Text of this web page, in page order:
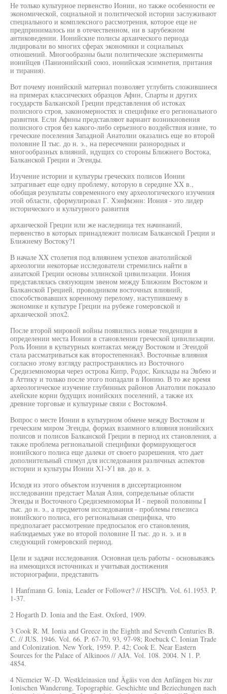
Не только культурное первенство Ионии, но также особенности ее
экономической, социальной и политической истории заслуживают
специального и комплексного рассмотрения, которое еще не
предпринималось ни в отечественном, ни в зарубежном
антиковедении. Ионийские полисы архаического периода
лидировали во многих сферах экономики и социальных
отношений. Многообразны были политические эксперименты
ионийцев (Панионийский союз, ионийская эсимнетия, притания
и тирания).
Вот почему ионийский материал позволяет углубить сложившиеся
на примерах классических образцов Афин, Спарты и других
государств Балканской Греции представления об истоках
полисного строя, закономерностях и специфике его регионального
развития. Если Афины представляют вариант возникновения
полисного строя без какого-либо серьезного воздействия извне, то
греческие поселения Западной Анатолии оказались еще во второй
половине II тыс. до н. э., на пересечении разнородных и
многообразных влияний, идущих со стороны Ближнего Востока,
Балканской Греции и Эгеиды.
Изучение истории и культуры греческих полисов Ионии
затрагивает еще одну проблему, которую в середине XX в.,
обобщая результаты современного ему археологического изучения
этой области, сформулировал Г. Хэнфмэнн: Иония - это лидер
исторического и культурного развития
архаической Греции или же наследница тех начинаний,
первенство в которых принадлежит полисам Балканской Греции и
Ближнему Востоку?1
В начале XX столетия под влиянием успехов анатолийской
археологии некоторые исследователи стремились найти в
азиатской Греции основы эллинской цивилизации. Иония
представлялась связующим звеном между Ближним Востоком и
Балканской Грецией, проводником восточных влияний,
способствовавших коренному перелому, наступившему в
экономике и культуре Греции на рубеже гомеровской и
архаической эпох2.
После второй мировой войны появились новые тенденции в
определении места Ионии в становлении греческой цивилизации.
Роль Ионии в культурных контактах между Востоком и Эгеидой
стала рассматриваться как второстепенная3. Восточные влияния
согласно этому взгляду распространялись из Восточного
Средиземноморья через острова Кипр, Родос, Киклады на Эвбею и
в Аттику и только после этого попадали в Ионию. В то же время
археологическое изучение глубинных районов Анатолии показало
ахейские корни будущих ионийских поселений, а также их
древние торговые и культурные связи с Востоком4.
Вопрос о месте Ионии в культурном обмене между Востоком и
греческим миром Эгеиды, формах взаимного влияния ионийских
полисов и полисов Балканской Греции в период их становления, а
также проблема региональной специфики формирующегося
ионийского полиса еще далеки от своего разрешения, что дает
дополнительный стимул для исследования различных аспектов
истории и культуры Ионии Х1-У1 вв. до н. э.
Исходя из этого объектом изучения в диссертационном
исследовании предстает Малая Азия, сопредельные области
Эгеиды и Восточного Средиземноморья И - первой половины I
тыс. до н. э., а предметом исследования - проблемы генезиса
ионийского полиса, его региональная специфика, что
предполагает рассмотрение предпосылок его становления,
наблюдаемых уже во второй половине II тыс. до н. э. и в
следующий гомеровский период.
Цели и задачи исследования. Основная цель работы - основываясь
на имеющихся источниках и учитывая достижения
историографии, представить
1 Hanfmann G. Ionia, Leader or Follower? // HSClPh. Vol. 61.1953. P.
1-37.
2 Hogarth D. Ionia and the East. Oxford, 1909.
3 Cook R. M. Ionia and Greece in the Eighth and Seventh Centuries B.
C. // JUS. 1946. Vol. 66. P. 67-70, 93, 97-98; Roebuck C. Ionian Trade
and Colonization. New York, 1959. P. 42; Cook E. Near Eastern
Sources for the Palace of Alkinoos // AJA. Vol. 108. 2004. N 1. P.
4854.
4 Niemeier W.-D. Westkleinasien und Ägäis von den Anfängen bis zur
Ionischen Wanderung. Topographie. Geschichte und Beziechungen nach